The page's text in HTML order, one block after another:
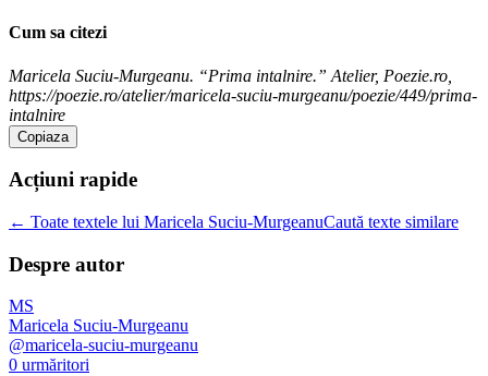
Cum sa citezi
Maricela Suciu-Murgeanu. “Prima intalnire.” Atelier, Poezie.ro,
https://poezie.ro/atelier/maricela-suciu-murgeanu/poezie/449/prima-
intalnire
Copiaza
Acțiuni rapide
← Toate textele lui Maricela Suciu-MurgeanuCaută texte similare
Despre autor
MS
Maricela Suciu-Murgeanu
@maricela-suciu-murgeanu
0 urmăritori